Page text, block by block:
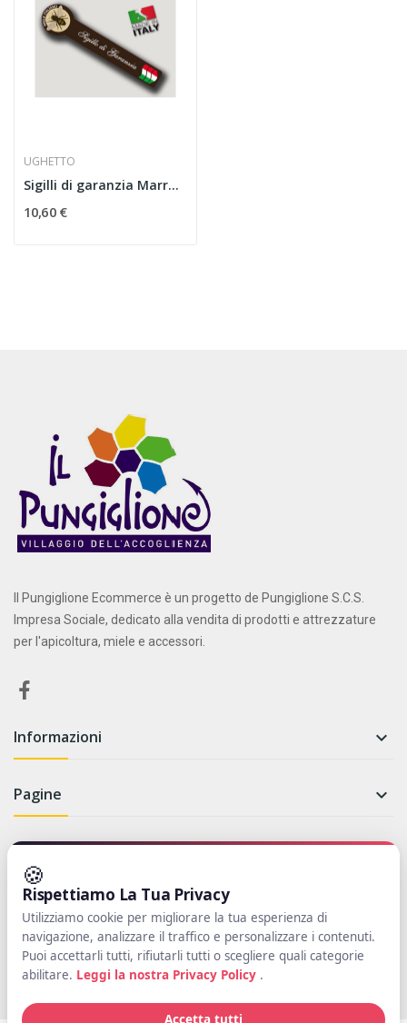
UGHETTO
Sigilli di garanzia Marrone
10,60 €
🍪
Rispettiamo La Tua Privacy
Utilizziamo cookie per migliorare la tua esperienza di
navigazione, analizzare il traffico e personalizzare i contenuti.
Puoi accettarli tutti, rifiutarli tutti o scegliere quali categorie
abilitare. Leggi la nostra Privacy Policy .
Accetta tutti
Il Pungiglione Ecommerce è un progetto de Pungiglione S.C.S.
Impresa Sociale, dedicato alla vendita di prodotti e attrezzature
per l'apicoltura, miele e accessori.
Informazioni 
Pagine 
Newsletter
Iscriviti per rimanere aggiornato su novità e promozioni
Iscriviti